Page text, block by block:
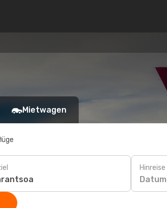
Mietwagen
Hinreise
Datum